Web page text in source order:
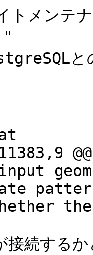
トメンテ
"
と
続する